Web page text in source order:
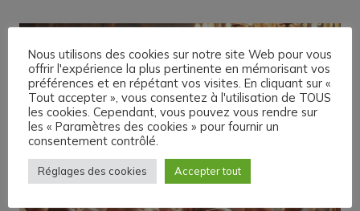
Nous utilisons des cookies sur notre site Web pour vous
offrir l'expérience la plus pertinente en mémorisant vos
préférences et en répétant vos visites. En cliquant sur «
Tout accepter », vous consentez à l'utilisation de TOUS
les cookies. Cependant, vous pouvez vous rendre sur
les « Paramètres des cookies » pour fournir un
consentement contrôlé.
Réglages des cookies Accepter tout